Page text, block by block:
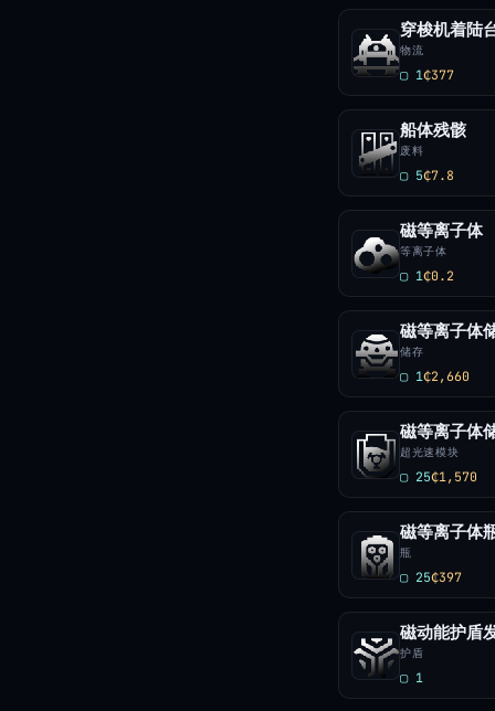
穿梭机着陆
物流
▢ 1₵377
船体残骸
废料
▢ 5₵7.8
磁等离子体
等离子体
▢ 1₵0.2
磁等离子体
储存
▢ 1₵2,660
磁等离子体
超光速模块
▢ 25₵1,570
磁等离子体
瓶
▢ 25₵397
磁动能护盾
护盾
▢ 1